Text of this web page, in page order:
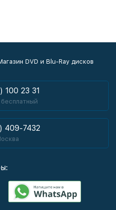
DVD и Blu-Ray дисков
100 23 31
409-7432